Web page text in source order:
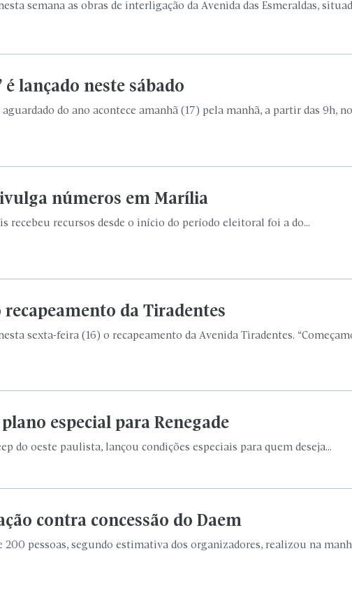
semana as obras de interligação da Avenida das Esmeraldas,
lançado neste sábado
do ano acontece amanhã (17) pela manhã, a partir das 9h,
números em Marília
recebeu recursos desde o início do período eleitoral foi a do...
da Tiradentes
sexta-feira (16) o recapeamento da Avenida Tiradentes.
especial para Renegade
do oeste paulista, lançou condições especiais para quem deseja...
contra concessão do Daem
pessoas, segundo estimativa dos organizadores, realizou na